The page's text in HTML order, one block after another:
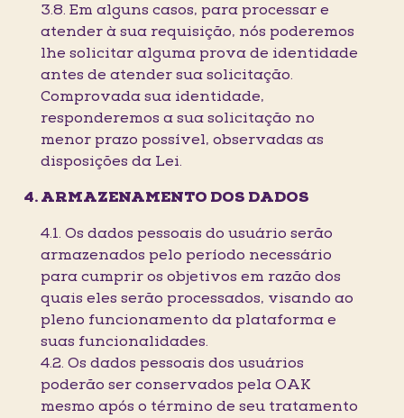
3.8. Em alguns casos, para processar e
atender à sua requisição, nós poderemos
lhe solicitar alguma prova de identidade
antes de atender sua solicitação.
Comprovada sua identidade,
responderemos a sua solicitação no
menor prazo possível, observadas as
disposições da Lei.
ARMAZENAMENTO DOS DADOS
4.1. Os dados pessoais do usuário serão
armazenados pelo período necessário
para cumprir os objetivos em razão dos
quais eles serão processados, visando ao
pleno funcionamento da plataforma e
suas funcionalidades.
4.2. Os dados pessoais dos usuários
poderão ser conservados pela OAK
mesmo após o término de seu tratamento